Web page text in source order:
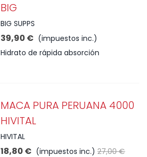
BIG
BIG SUPPS
39,90 € (impuestos inc.)
Hidrato de rápida absorción
MACA PURA PERUANA 4000
HIVITAL
HIVITAL
18,80 € (impuestos inc.) 27,00 €